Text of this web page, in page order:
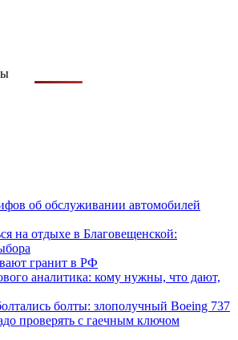
об обслуживании автомобилей
на отдыхе в Благовещенской:
гранит в РФ
аналитика: кому нужны, что дают,
болты: злополучный Boeing 737
проверять с гаечным ключом